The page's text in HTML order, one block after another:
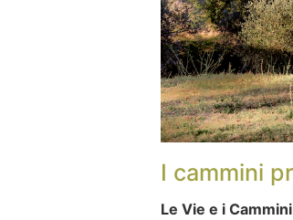
I cammini
Le Vie e i